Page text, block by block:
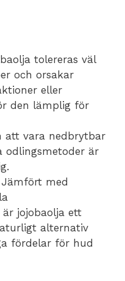
tolereras väl
och orsakar
eller
den lämplig för
att vara nedbrytbar
odlingsmetoder är
med
jojobaolja ett
alternativ
fördelar för hud